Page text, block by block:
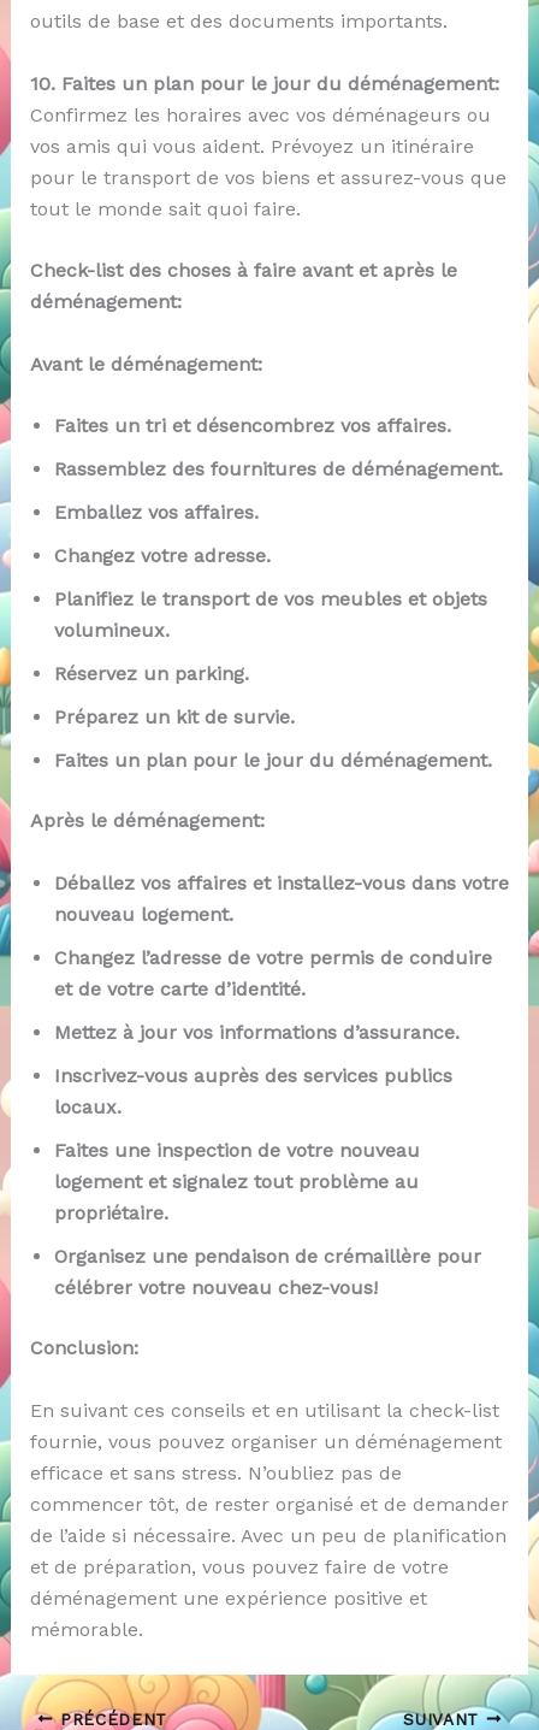
outils de base et des documents importants.
10. Faites un plan pour le jour du déménagement:
Confirmez les horaires avec vos déménageurs ou
vos amis qui vous aident. Prévoyez un itinéraire
pour le transport de vos biens et assurez-vous que
tout le monde sait quoi faire.
Check-list des choses à faire avant et après le
déménagement:
Avant le déménagement:
Faites un tri et désencombrez vos affaires.
Rassemblez des fournitures de déménagement.
Emballez vos affaires.
Changez votre adresse.
Planifiez le transport de vos meubles et objets
volumineux.
Réservez un parking.
Préparez un kit de survie.
Faites un plan pour le jour du déménagement.
Après le déménagement:
Déballez vos affaires et installez-vous dans votre
nouveau logement.
Changez l’adresse de votre permis de conduire
et de votre carte d’identité.
Mettez à jour vos informations d’assurance.
Inscrivez-vous auprès des services publics
locaux.
Faites une inspection de votre nouveau
logement et signalez tout problème au
propriétaire.
Organisez une pendaison de crémaillère pour
célébrer votre nouveau chez-vous!
Conclusion:
En suivant ces conseils et en utilisant la check-list
fournie, vous pouvez organiser un déménagement
efficace et sans stress. N’oubliez pas de
commencer tôt, de rester organisé et de demander
de l’aide si nécessaire. Avec un peu de planification
et de préparation, vous pouvez faire de votre
déménagement une expérience positive et
mémorable.
PRÉCÉDENT SUIVANT